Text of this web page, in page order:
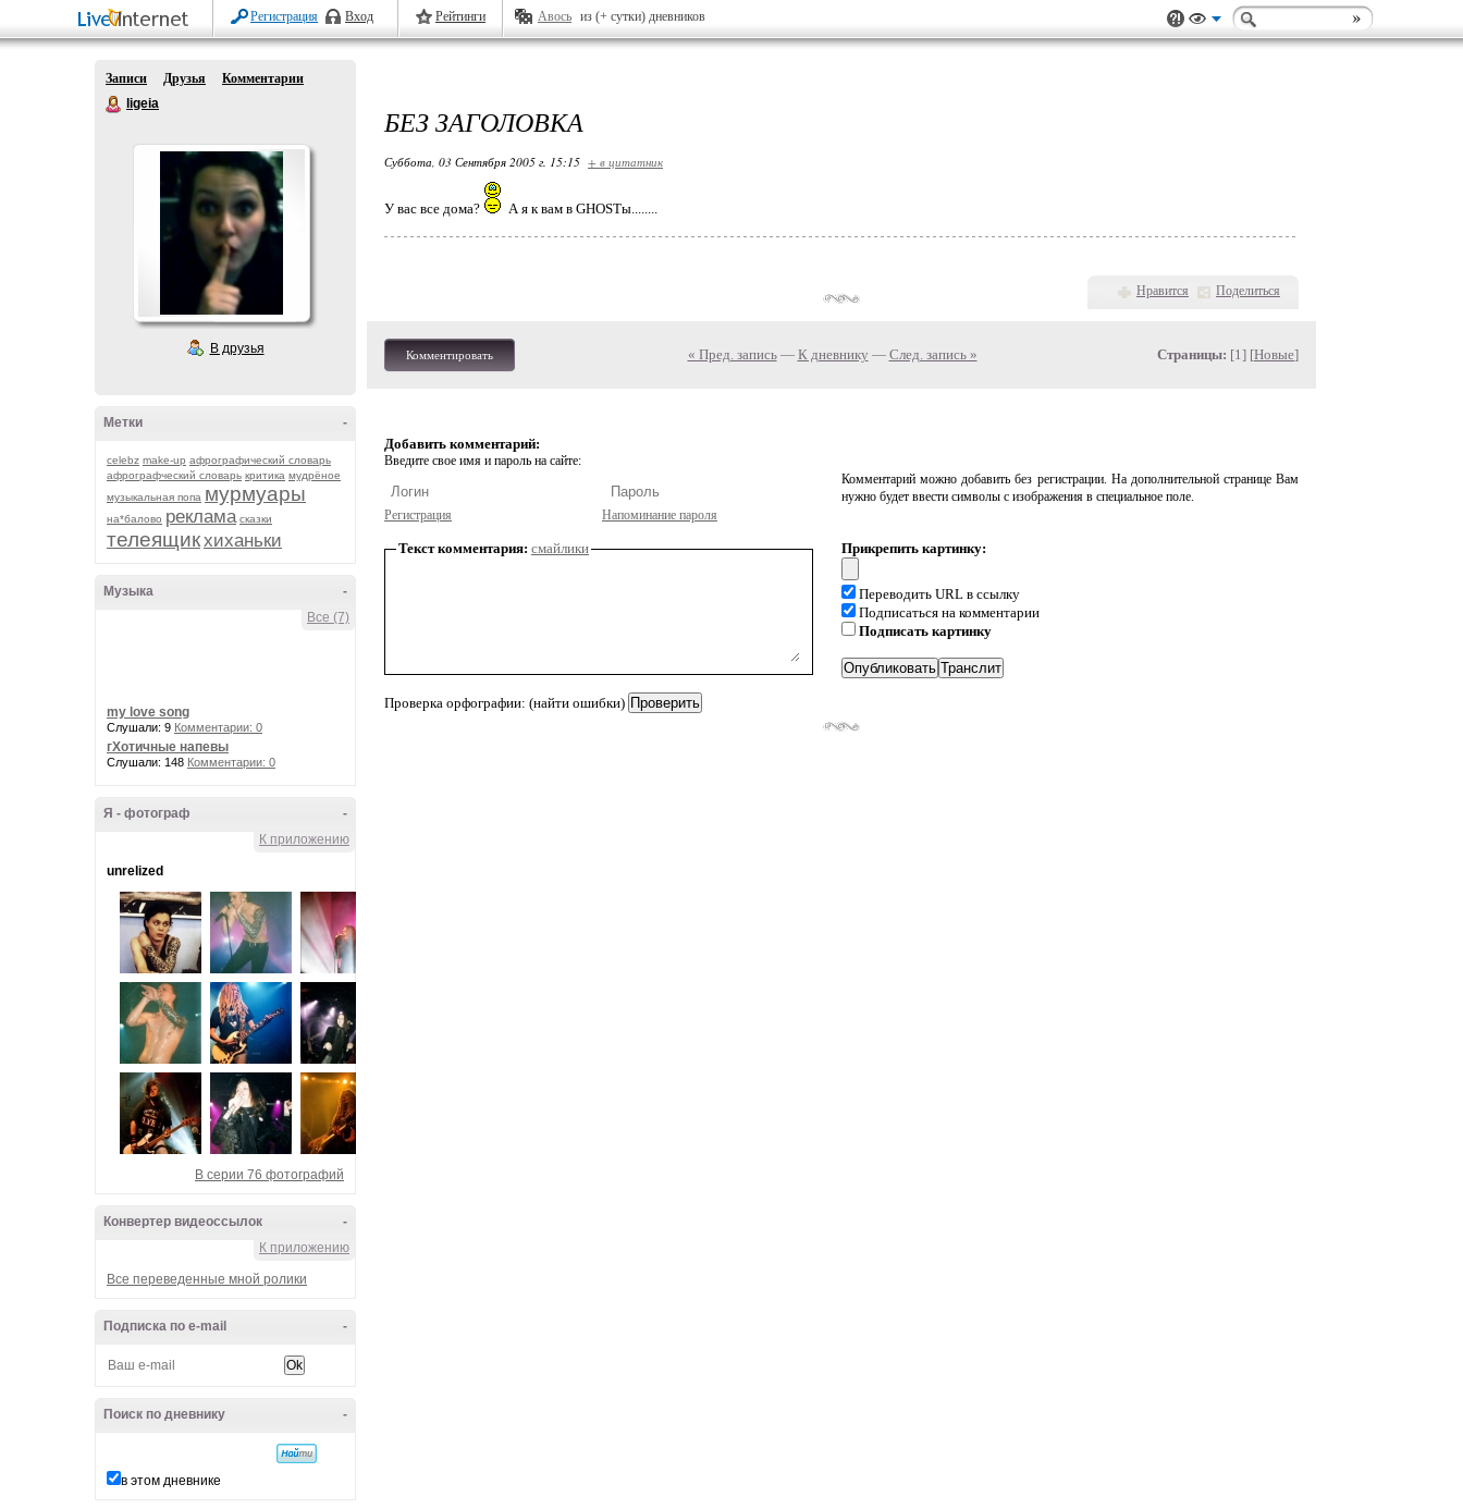
Регистрация Вход Рейтинги Авось из (+ сутки) дневников
Записи Друзья
Комментарии
ligeia
В друзья
-
Метки
celebz make-up афрографический словарь
афрографческий словарь критика мудрёное
музыкальная попа мурмуары
на*балово реклама сказки
телеящикхиханьки
-
Музыка
Все (7)
my love song
Слушали: 9 Комментарии: 0
гХотичные напевы
Слушали: 148 Комментарии: 0
-
Я - фотограф
К приложению
unrelized
В серии 76 фотографий
-
Конвертер видеоссылок
К приложению
Все переведенные мной ролики
-
Подписка по e-mail
-
Поиск по дневнику
в этом дневнике
БЕЗ ЗАГОЛОВКА
Суббота, 03 Сентября 2005 г. 15:15 + в цитатник
У вас все дома? А я к вам в GHOSTы........
Нравится Поделиться
Комментировать « Пред. запись— К дневнику — След. запись » Страницы: [1] [Новые]
Добавить комментарий:
Введите свое имя и пароль на сайте:
Регистрация Напоминание пароля
Комментарий можно добавить без регистрации. На дополнительной странице Вам
нужно будет ввести символы с изображения в специальное поле.
Текст комментария: смайлики
Проверка орфографии: (найти ошибки)
Прикрепить картинку:
Переводить URL в ссылку
Подписаться на комментарии
Подписать картинку